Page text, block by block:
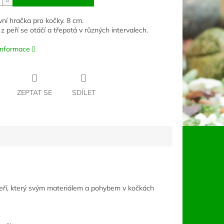
hračka pro kočky. 8 cm.
peří se otáčí a třepotá v různých intervalech.
ZEPTAT SE SDÍLET
který svým materiálem ​a pohybem v kočkách